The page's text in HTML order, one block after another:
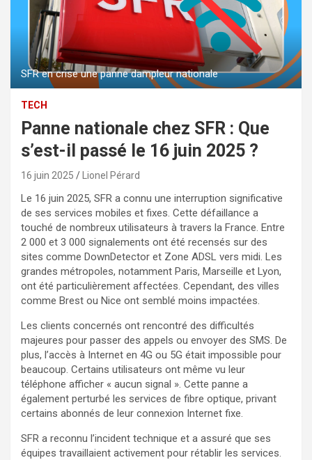
SFR en crise une panne dampleur nationale
TECH
Panne nationale chez SFR : Que
s’est-il passé le 16 juin 2025 ?
16 juin 2025 Lionel Pérard
Le 16 juin 2025, SFR a connu une interruption significative
de ses services mobiles et fixes. Cette défaillance a
touché de nombreux utilisateurs à travers la France. Entre
2 000 et 3 000 signalements ont été recensés sur des
sites comme DownDetector et Zone ADSL vers midi. Les
grandes métropoles, notamment Paris, Marseille et Lyon,
ont été particulièrement affectées. Cependant, des villes
comme Brest ou Nice ont semblé moins impactées.
Les clients concernés ont rencontré des difficultés
majeures pour passer des appels ou envoyer des SMS. De
plus, l’accès à Internet en 4G ou 5G était impossible pour
beaucoup. Certains utilisateurs ont même vu leur
téléphone afficher « aucun signal ». Cette panne a
également perturbé les services de fibre optique, privant
certains abonnés de leur connexion Internet fixe.
SFR a reconnu l’incident technique et a assuré que ses
équipes travaillaient activement pour rétablir les services.